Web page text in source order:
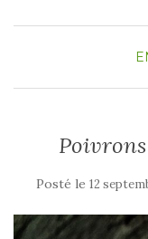
Posté le 12